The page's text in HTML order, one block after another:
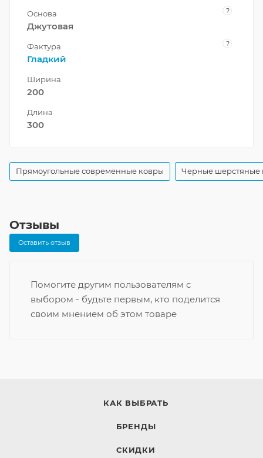
Основа ?
Джутовая
Фактура ?
Гладкий
Ширина
200
Длина
300
Прямоугольные современные ковры Черные шерстяные
Отзывы
Оставить отзыв
Помогите другим пользователям с
выбором - будьте первым, кто поделится
своим мнением об этом товаре
КАК ВЫБРАТЬ
БРЕНДЫ
СКИДКИ